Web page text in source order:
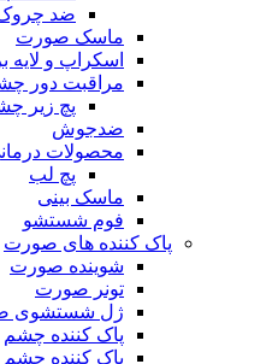
ضد
ماسک صورت
اسکراپ و لایه
مراقبت دور
پچ زیر
ضدجوش
محصولات
پچ لب
ماسک بینی
فوم شستشو
پاک کننده های صورت
شوینده صورت
تونر صورت
ژل شستشوی
پاک کننده چشم
پاک کننده چشم